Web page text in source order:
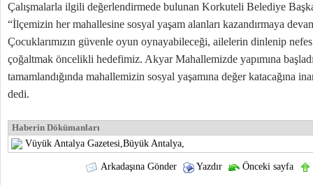
Çalışmalarla ilgili değerlendirmede bulunan Korkuteli Belediye
“İlçemizin her mahallesine sosyal yaşam alanları kazandırmaya
Çocuklarımızın güvenle oyun oynayabileceği, ailelerin dinlenip nefes
çoğaltmak öncelikli hedefimiz. Akyar Mahallemizde yapımına
tamamlandığında mahallemizin sosyal yaşamına değer katacağına
dedi.
Haberin Dökümanları
Vüyük Antalya Gazetesi,Büyük Antalya,
Arkadaşına Gönder Yazdır Önceki sayfa